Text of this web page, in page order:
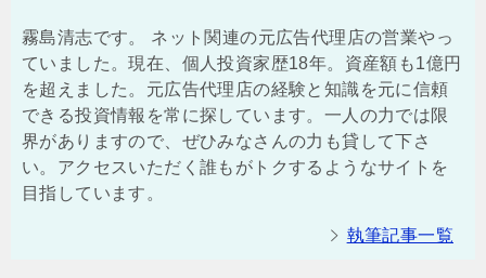
霧島清志です。 ネット関連の元広告代理店の営業やっ
ていました。現在、個人投資家歴18年。資産額も1億円
を超えました。元広告代理店の経験と知識を元に信頼
できる投資情報を常に探しています。一人の力では限
界がありますので、ぜひみなさんの力も貸して下さ
い。アクセスいただく誰もがトクするようなサイトを
目指しています。
執筆記事一覧